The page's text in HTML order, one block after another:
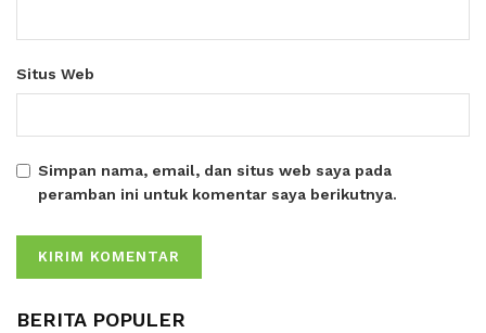
Situs Web
Simpan nama, email, dan situs web saya pada
peramban ini untuk komentar saya berikutnya.
BERITA POPULER